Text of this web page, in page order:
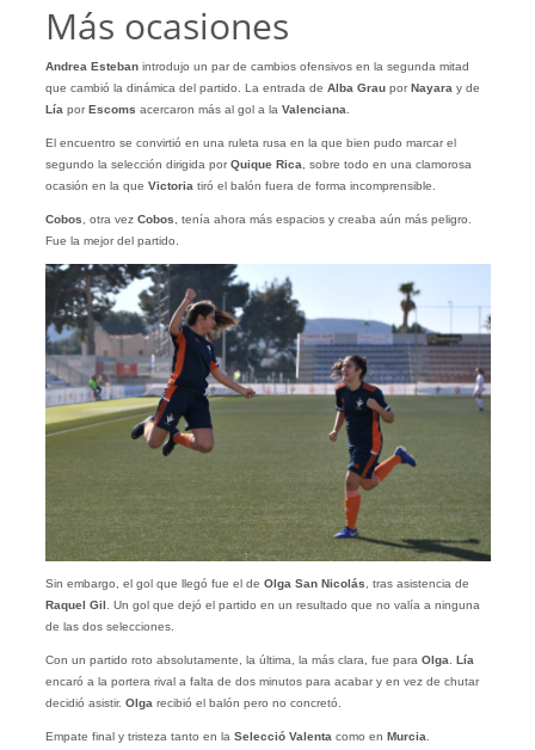
Más ocasiones
Andrea Estebanintrodujo un par de cambios ofensivos en la segunda mitad
que cambió la dinámica del partido. La entrada de Alba GrauporNayara y de
Lía porEscoms acercaron más al gol a la Valenciana
El encuentro se convirtió en una ruleta rusa en la que bien pudo marcar el
segundo la selección dirigida porQuique Rica , sobre todo en una clamorosa
ocasión en la que Victoria tiró el balón fuera de forma incomprensible.
Cobos , otra vez Cobos , tenía ahora más espacios y creaba aún más peligro.
Fue la mejor del partido.
Sin embargo, el gol que llegó fue el de Olga San Nicolás , tras asistencia de
Raquel Gil . Un gol que dejó el partido en un resultado que no valía a ninguna
de las dos selecciones.
Con un partido roto absolutamente, la última, la más clara, fue para Olga
Lía
encaró a la portera rival a falta de dos minutos para acabar y en vez de chutar
decidió asistir. Olga recibió el balón pero no concretó.
Empate final y tristeza tanto en la Selecció Valenta como en Murcia